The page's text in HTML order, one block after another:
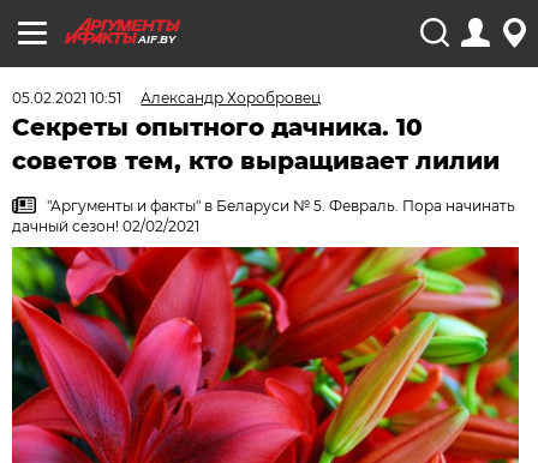
AIF.BY
05.02.2021 10:51 Александр Хоробровец
Секреты опытного дачника. 10
советов тем, кто выращивает лилии
"Аргументы и факты" в Беларуси № 5. Февраль. Пора начинать
дачный сезон! 02/02/2021